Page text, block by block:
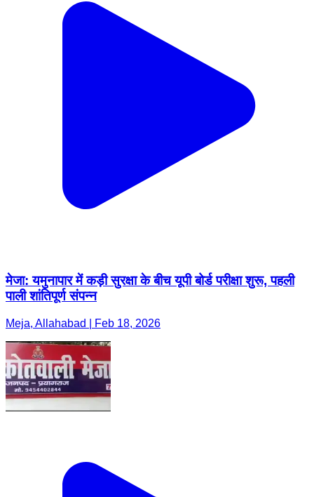
मेजा: यमुनापार में कड़ी सुरक्षा के बीच यूपी बोर्ड परीक्षा शुरू, पहली
पाली शांतिपूर्ण संपन्न
Meja, Allahabad | Feb 18, 2026